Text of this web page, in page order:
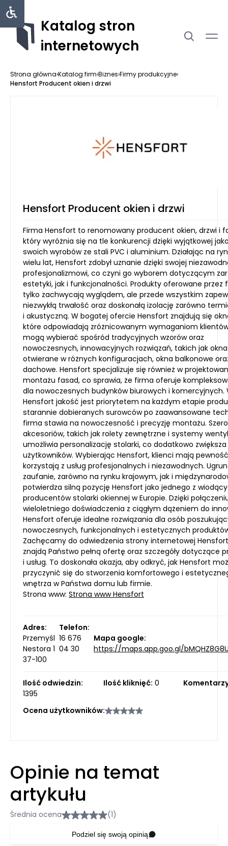
Katalog stron
internetowych
Strona główna›Katalog firm›Biznes›Firmy produkcyjne›
Hensfort Producent okien i drzwi
Hensfort Producent okien i drzwi
Firma Hensfort to renomowany producent okien, drzwi i
który wyróżnia się na tle konkurencji dzięki wyjątkowej
swoich wyrobów ze stali PVC i aluminium. Działając na
wielu lat, Hensfort zdobył uznanie dzięki swojej
profesjonalizmowi, co czyni go wyborem dotyczącym
estetyki, jak i funkcjonalności. Produkty oferowane przez
tylko zachwycają wyglądem, ale przede wszystkim
niezwykłą trwałość oraz doskonałą izolację zarówno
i akustyczną. W bogatej ofercie Hensfort znajdują się
które odpowiadają zróżnicowanym wymaganiom
mogą wybierać spośród tradycyjnych wzorów oraz
nowoczesnych, innowacyjnych rozwiązań, takich jak okna
otwierane w różnych konfiguracjach, okna balkonowe
dachowe. Hensfort specjalizuje się również w
montażu fasad, co sprawia, że firma oferuje
dla nowoczesnych budynków biurowych i komercyjnych.
Hensfort jakość jest priorytetem na każdym etapie
starannie dobieranych surowców po zaawansowane
firma stawia na nowoczesność i precyzję montażu.
akcesoriów, takich jak rolety zewnętrzne i systemy
umożliwia personalizację stolarki, co dodatkowo
użytkowników. Wybierając Hensfort, klienci mają
korzystają z usług profesjonalnych i niezawodnych.
zaufanie, zarówno na rynku krajowym, jak i
potwierdza silną pozycję Hensfort jako jednego z
producentów stolarki okiennej w Europie. Dzięki
wieloletniego doświadczenia z ciągłym dążeniem do
Hensfort oferuje idealne rozwiązania dla osób
nowoczesnych, funkcjonalnych i estetycznych
Zachęcamy do odwiedzenia strony internetowej
znajdą Państwo pełną ofertę oraz szczegóły dotyczące
i usług. To doskonała okazja, aby odkryć, jak Hensfort
przyczynić się do stworzenia komfortowego i
wnętrza w Państwa domu lub firmie.
Strona www: Strona www Hensfort
Adres:
Przemyśl
Nestora 1
37-100
Telefon:
16 676
04 30
Mapa google:
https://maps.app.goo.gl/
Ilość odwiedzin:
1395
Ilość kliknięć: 0
Ocena użytkowników:
Opinie na temat
artykułu
Średnia ocena (1)
Podziel się swoją opinią